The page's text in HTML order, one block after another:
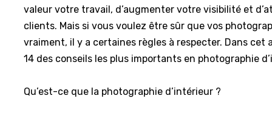
valeur votre travail, d’augmenter votre visibilité et
clients. Mais si vous voulez être sûr que vos
vraiment, il y a certaines règles à respecter. Dans cet
14 des conseils les plus importants en photographie
Qu’est-ce que la photographie d’intérieur ?